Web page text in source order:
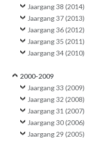
Jaargang 38 (2014)
Jaargang 37 (2013)
Jaargang 36 (2012)
Jaargang 35 (2011)
Jaargang 34 (2010)
2000-2009
Jaargang 33 (2009)
Jaargang 32 (2008)
Jaargang 31 (2007)
Jaargang 30 (2006)
Jaargang 29 (2005)